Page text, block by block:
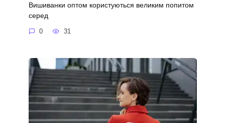
Вишиванки оптом користуються великим попитом
серед
0 31